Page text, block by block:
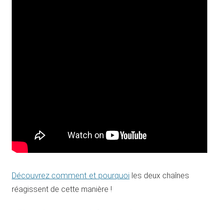
Découvrez comment et pourquoi les deux chaînes
réagissent de cette manière !